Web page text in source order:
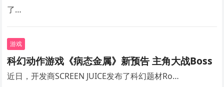
了…
游戏
科幻动作游戏《病态金属》新预告 主角大战Boss
近日，开发商SCREEN JUICE发布了科幻题材Ro…